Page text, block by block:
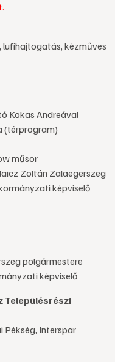
kézműves
Kokas Andreával
(térprogram)
műsor
Zoltán Zalaegerszeg
képviselő
polgármestere
képviselő
Településrészi
Pékség, Interspar